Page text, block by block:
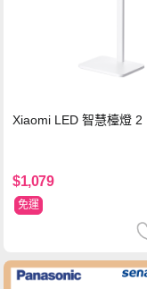
Xiaomi LED 智慧檯燈 2
$1,079
免運